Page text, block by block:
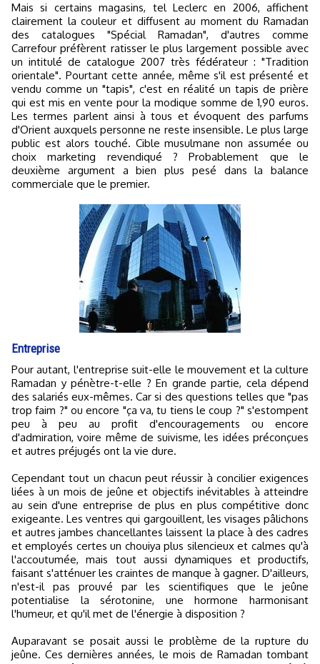
Mais si certains magasins, tel Leclerc en 2006, affichent
clairement la couleur et diffusent au moment du Ramadan
des catalogues "Spécial Ramadan", d'autres comme
Carrefour préfèrent ratisser le plus largement possible avec
un intitulé de catalogue 2007 très fédérateur : "Tradition
orientale". Pourtant cette année, même s'il est présenté et
vendu comme un "tapis", c'est en réalité un tapis de prière
qui est mis en vente pour la modique somme de 1,90 euros.
Les termes parlent ainsi à tous et évoquent des parfums
d'Orient auxquels personne ne reste insensible. Le plus large
public est alors touché. Cible musulmane non assumée ou
choix marketing revendiqué ? Probablement que le
deuxième argument a bien plus pesé dans la balance
commerciale que le premier.
Entreprise
Pour autant, l'entreprise suit-elle le mouvement et la culture
Ramadan y pénètre-t-elle ? En grande partie, cela dépend
des salariés eux-mêmes. Car si des questions telles que "pas
trop faim ?" ou encore "ça va, tu tiens le coup ?" s'estompent
peu à peu au profit d'encouragements ou encore
d'admiration, voire même de suivisme, les idées préconçues
et autres préjugés ont la vie dure.
Cependant tout un chacun peut réussir à concilier exigences
liées à un mois de jeûne et objectifs inévitables à atteindre
au sein d'une entreprise de plus en plus compétitive donc
exigeante. Les ventres qui gargouillent, les visages pâlichons
et autres jambes chancellantes laissent la place à des cadres
et employés certes un chouiya plus silencieux et calmes qu'à
l'accoutumée, mais tout aussi dynamiques et productifs,
faisant s'atténuer les craintes de manque à gagner. D'ailleurs,
n'est-il pas prouvé par les scientifiques que le jeûne
potentialise la sérotonine, une hormone harmonisant
l'humeur, et qu'il met de l'énergie à disposition ?
Auparavant se posait aussi le problème de la rupture du
jeûne. Ces dernières années, le mois de Ramadan tombant